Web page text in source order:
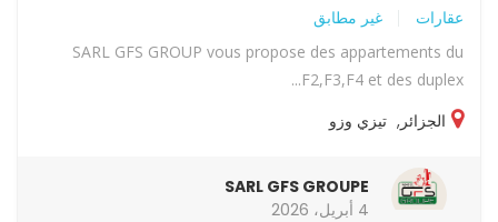
عقارات غير مطابق
SARL GFS GROUP vous propose des appartements du
F2,F3,F4 et des duplex...
الجزائر , تيزي وزو
SARL GFS GROUPE
4 أبريل، 2026